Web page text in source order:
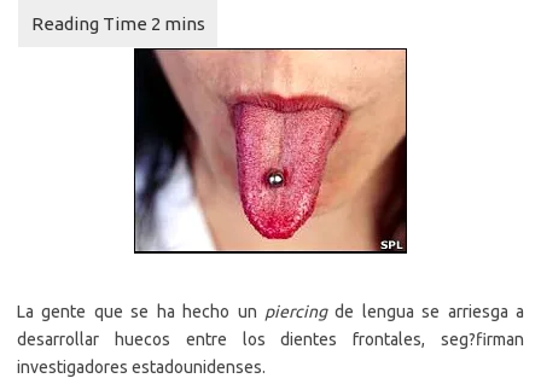
La gente que se ha hecho un piercingde lengua se arriesga a
desarrollar huecos entre los dientes frontales, seg?firman
investigadores estadounidenses.